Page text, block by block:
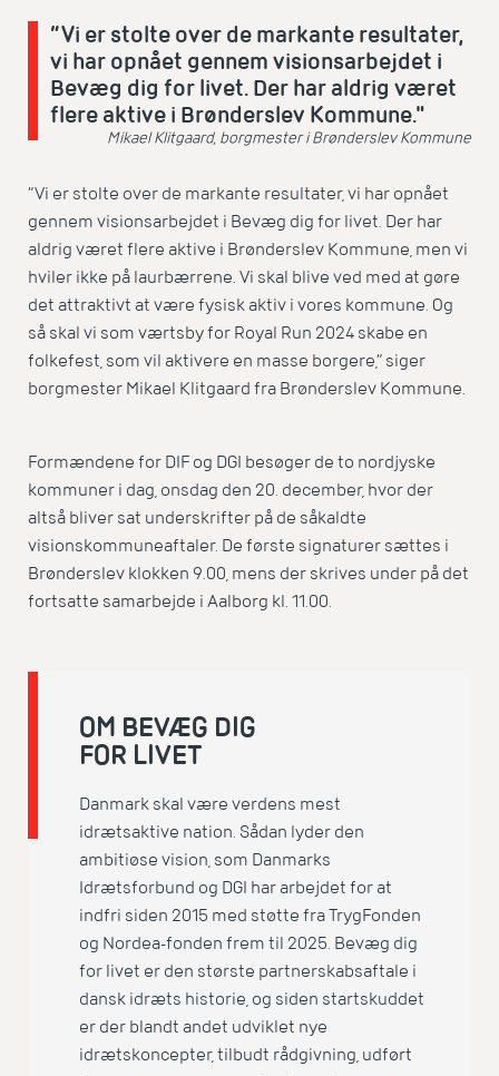
”Vi er stolte over de markante resultater,
vi har opnået gennem visionsarbejdet i
Bevæg dig for livet. Der har aldrig været
flere aktive i Brønderslev Kommune."
Mikael Klitgaard, borgmester i Brønderslev Kommune
”Vi er stolte over de markante resultater, vi har opnået
gennem visionsarbejdet i Bevæg dig for livet. Der har
aldrig været flere aktive i Brønderslev Kommune, men vi
hviler ikke på laurbærrene. Vi skal blive ved med at gøre
det attraktivt at være fysisk aktiv i vores kommune. Og
så skal vi som værtsby for Royal Run 2024 skabe en
folkefest, som vil aktivere en masse borgere,” siger
borgmester Mikael Klitgaard fra Brønderslev Kommune.
Formændene for DIF og DGI besøger de to nordjyske
kommuner i dag, onsdag den 20. december, hvor der
altså bliver sat underskrifter på de såkaldte
visionskommuneaftaler. De første signaturer sættes i
Brønderslev klokken 9.00, mens der skrives under på det
fortsatte samarbejde i Aalborg kl. 11.00.
OM BEVÆG DIG
FOR LIVET
Danmark skal være verdens mest
idrætsaktive nation. Sådan lyder den
ambitiøse vision, som Danmarks
Idrætsforbund og DGI har arbejdet for at
indfri siden 2015 med støtte fra TrygFonden
og Nordea-fonden frem til 2025. Bevæg dig
for livet er den største partnerskabsaftale i
dansk idræts historie, og siden startskuddet
er der blandt andet udviklet nye
idrætskoncepter, tilbudt rådgivning, udført